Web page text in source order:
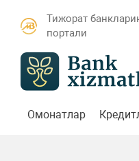
Тижорат
портали
Омонатлар